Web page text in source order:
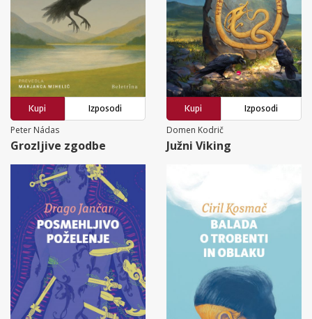
Kupi
Izposodi
Peter Nádas
Grozljive zgodbe
Kupi
Izposodi
Domen Kodrič
Južni Viking